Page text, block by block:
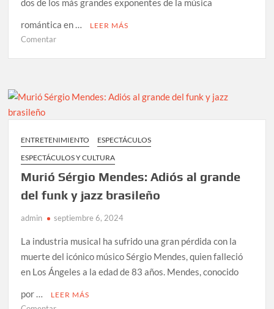
dos de los más grandes exponentes de la música
romántica en …
LEER MÁS
Comentaren
DIANA
llegan
show
especial
a
Cuernavaca
este
domingo
de
septiembre
ENTRETENIMIENTO
ESPECTÁCULOS
ESPECTÁCULOS Y CULTURA
Murió Sérgio Mendes: Adiós al grande
del funk y jazz brasileño
admin septiembre 6, 2024
La industria musical ha sufrido una gran pérdida con la
muerte del icónico músico Sérgio Mendes, quien falleció
en Los Ángeles a la edad de 83 años. Mendes, conocido
por …
LEER MÁS